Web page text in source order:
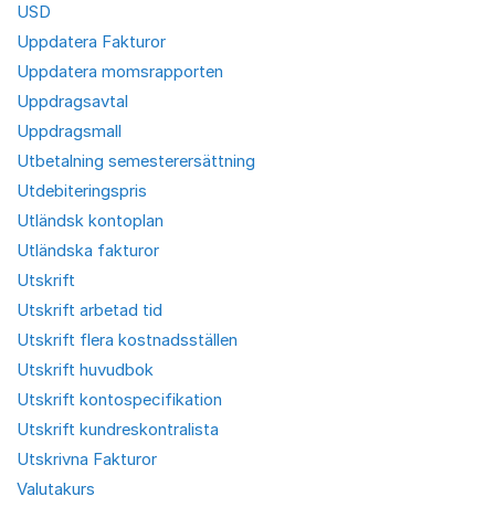
USD
Uppdatera Fakturor
Uppdatera momsrapporten
Uppdragsavtal
Uppdragsmall
Utbetalning semesterersättning
Utdebiteringspris
Utländsk kontoplan
Utländska fakturor
Utskrift
Utskrift arbetad tid
Utskrift flera kostnadsställen
Utskrift huvudbok
Utskrift kontospecifikation
Utskrift kundreskontralista
Utskrivna Fakturor
Valutakurs